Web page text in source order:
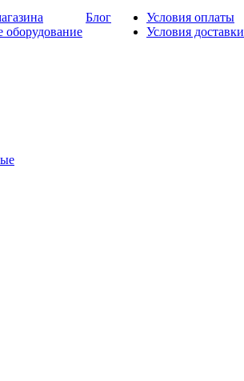
оборудование
Блог
Условия оплаты
Условия доставки